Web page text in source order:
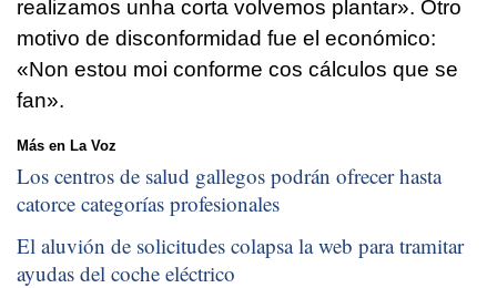
realizamos unha corta volvemos plantar». Otro
motivo de disconformidad fue el económico:
«Non estou moi conforme cos cálculos que se
fan».
Más en La Voz
Los centros de salud gallegos podrán ofrecer hasta
catorce categorías profesionales
El aluvión de solicitudes colapsa la web para tramitar
ayudas del coche eléctrico